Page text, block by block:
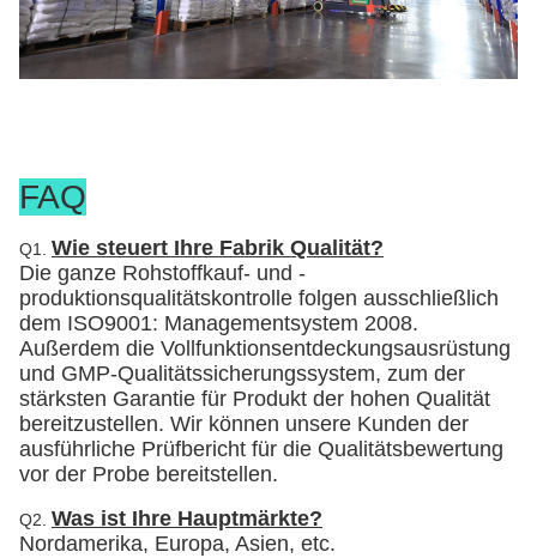
FAQ
Q1. Wie steuert Ihre Fabrik Qualität?
Die ganze Rohstoffkauf- und -
produktionsqualitätskontrolle folgen ausschließlich
dem ISO9001: Managementsystem 2008.
Außerdem die Vollfunktionsentdeckungsausrüstung
und GMP-Qualitätssicherungssystem, zum der
stärksten Garantie für Produkt der hohen Qualität
bereitzustellen. Wir können unsere Kunden der
ausführliche Prüfbericht für die Qualitätsbewertung
vor der Probe bereitstellen.
Q2. Was ist Ihre Hauptmärkte?
Nordamerika, Europa, Asien, etc.